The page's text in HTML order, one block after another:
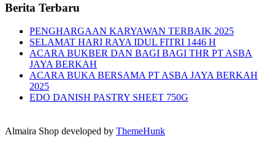
Berita Terbaru
PENGHARGAAN KARYAWAN TERBAIK 2025
SELAMAT HARI RAYA IDUL FITRI 1446 H
ACARA BUKBER DAN BAGI BAGI THR PT ASBA
JAYA BERKAH
ACARA BUKA BERSAMA PT ASBA JAYA BERKAH
2025
EDO DANISH PASTRY SHEET 750G
Almaira Shop developed by ThemeHunk